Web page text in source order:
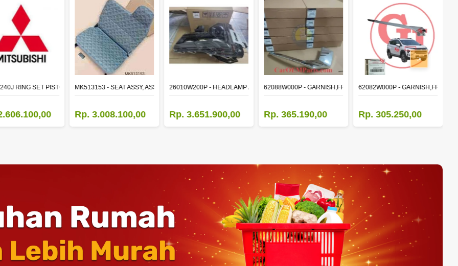
LHRING SET PISTON STDMK513153 - SEAT ASSY, ASSISTANT
Rp. 3.008.100,00
26010W200P - HEADLAMP ASSY,RH
Rp. 3.651.900,00
62088W000P - GARNISH,FR BUMPER SIDE
Rp. 365.190,00
62082W000P - GARNISH,FR
Rp. 305.250,00
>